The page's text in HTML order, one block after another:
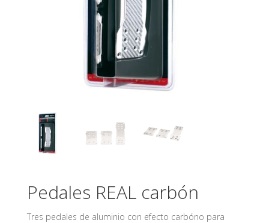
Pedales REAL carbón
Tres pedales de aluminio con efecto carbóno para